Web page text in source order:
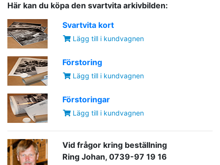
Här kan du köpa den svartvita arkivbilden:
Svartvita kort
Lägg till i kundvagnen
Förstoring
Lägg till i kundvagnen
Förstoringar
Lägg till i kundvagnen
Vid frågor kring beställning
Ring Johan, 0739-97 19 16